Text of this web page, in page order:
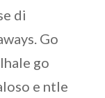
di
Go
go
e ntle